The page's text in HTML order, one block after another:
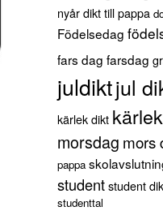
nyårdikt till pappa
Födelsedag
fars dag farsdag
juldiktjul
kärlek dikt
morsdag mors
pappa
studentstudent
studenttal